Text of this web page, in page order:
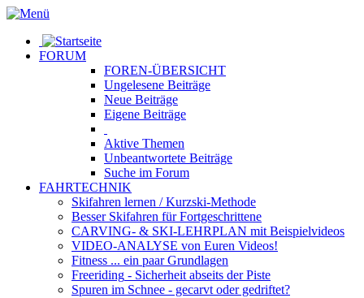
FORUM
FOREN-ÜBERSICHT
Ungelesene Beiträge
Neue Beiträge
Eigene Beiträge
Aktive Themen
Unbeantwortete Beiträge
Suche im Forum
FAHRTECHNIK
Skifahren lernen / Kurzski-Methode
Besser Skifahren für Fortgeschrittene
CARVING- & SKI-LEHRPLAN mit Beispielvideos
VIDEO-ANALYSE von Euren Videos!
Fitness ... ein paar Grundlagen
Freeriding - Sicherheit abseits der Piste
Spuren im Schnee - gecarvt oder gedriftet?